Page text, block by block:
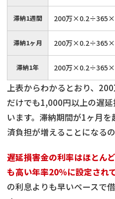
滞納1週間 200万×0.2÷365×7
滞納1ヶ月 200万
滞納1年 200万
上表からわかるとおり、
だけでも1,000円以上の遅
います。滞納期間が1ヶ月
済負担が増えることになるの
遅延損害金の利率はほとん
も高い年率20％に設定され
の利息よりも早いペースで